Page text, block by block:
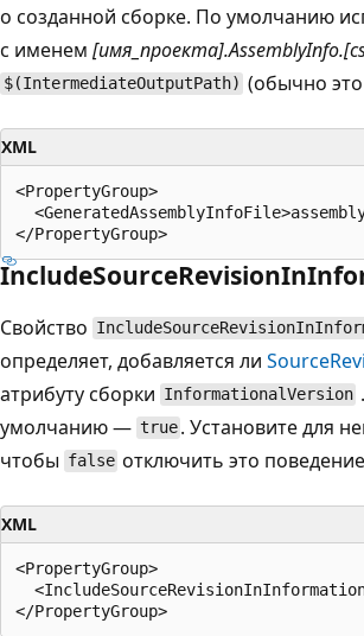
о созданной сборке. По умолчанию
с именем
$(IntermediateOutputPath) (обычно
XML
<PropertyGroup>
Свойство
определяет, добавляется ли
атрибуту сборки InformationalVersion
умолчанию — true . Установите для
чтобы false отключить это
XML
<PropertyGroup>